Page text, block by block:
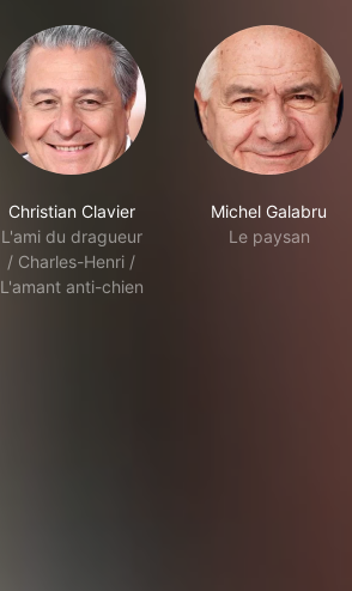
Christian Clavier
L'ami du dragueur
/ Charles-Henri /
L'amant anti-chien
Michel Galabru
Le paysan